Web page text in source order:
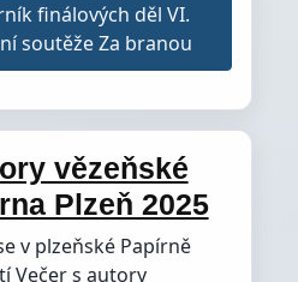
finálových děl VI.
soutěže Za branou
vězeňské
Plzeň 2025
v plzeňské Papírně
Večer s autory